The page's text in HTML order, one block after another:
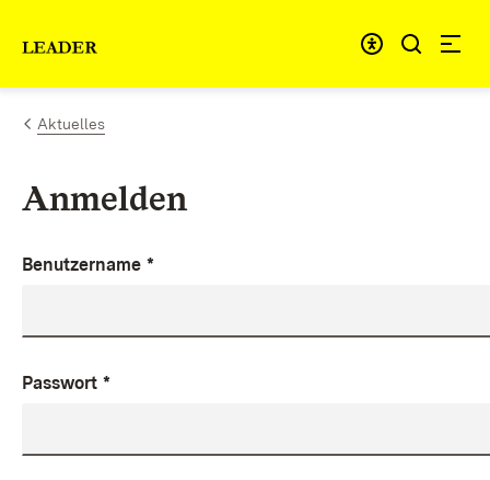
Link zur Startseite
Aktuelles
Anmelden
Benutzername *
Passwort *